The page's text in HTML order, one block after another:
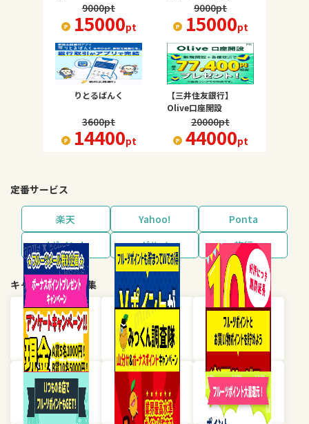
9000pt
15000pt
9000pt
15000pt
りとるばんく
3600pt
14400pt
【三井住友銀行】
Olive口座開設
20000pt
44000pt
定番サービス
楽天 Yahoo!
Ponta
dポイント
グルメ 旅行
キャンペーン・特集